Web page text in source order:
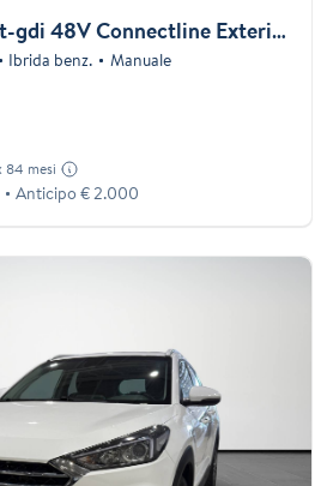
HYUNDAI i20 1.0 t-gdi 48V Connectline Exterior Pack imt
Ibrida benz. Manuale
84 mesi
Anticipo € 2.000